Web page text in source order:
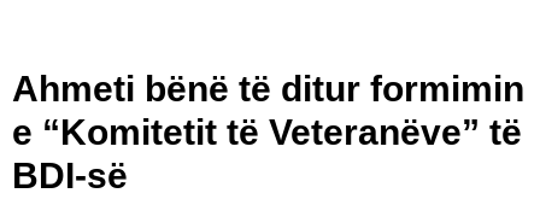
Ahmeti bënë të ditur formimin
e “Komitetit të Veteranëve” të
BDI-së